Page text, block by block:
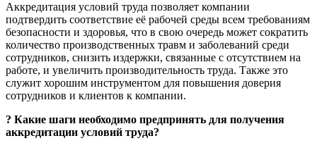
Аккредитация условий труда позволяет компании
подтвердить соответствие её рабочей среды всем требованиям
безопасности и здоровья, что в свою очередь может сократить
количество производственных травм и заболеваний среди
сотрудников, снизить издержки, связанные с отсутствием на
работе, и увеличить производительность труда. Также это
служит хорошим инструментом для повышения доверия
сотрудников и клиентов к компании.
? Какие шаги необходимо предпринять для получения
аккредитации условий труда?